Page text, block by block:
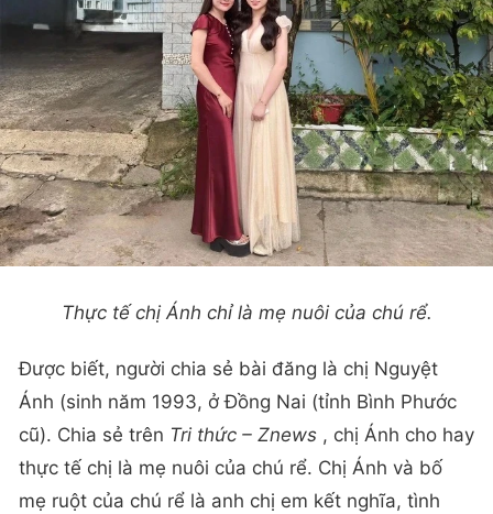
Thực tế chị Ánh chỉ là mẹ nuôi của chú rể.
Được biết, người chia sẻ bài đăng là chị Nguyệt
Ánh (sinh năm 1993, ở Đồng Nai (tỉnh Bình Phước
cũ). Chia sẻ trên Tri thức – Znews , chị Ánh cho hay
thực tế chị là mẹ nuôi của chú rể. Chị Ánh và bố
mẹ ruột của chú rể là anh chị em kết nghĩa, tình